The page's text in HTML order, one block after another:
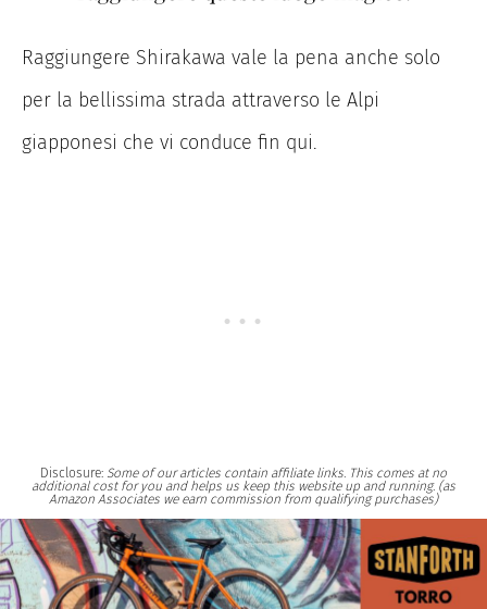
Raggiungere Shirakawa vale la pena anche solo
per la bellissima strada attraverso le Alpi
giapponesi che vi conduce fin qui.
Disclosure: Some of our articles contain affiliate links. This comes at no
additional cost for you and helps us keep this website up and running. (as
Amazon Associates we earn commission from qualifying purchases)